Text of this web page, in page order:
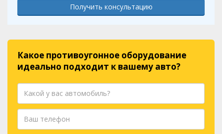
Получить консультацию
Какое противоугонное оборудование
идеально подходит к вашему авто?